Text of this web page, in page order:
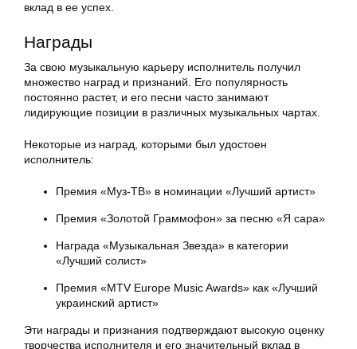
вклад в ее успех.
Награды
За свою музыкальную карьеру исполнитель получил
множество наград и признаний. Его популярность
постоянно растет, и его песни часто занимают
лидирующие позиции в различных музыкальных чартах.
Некоторые из наград, которыми был удостоен
исполнитель:
Премия «Муз-ТВ» в номинации «Лучший артист»
Премия «Золотой Граммофон» за песню «Я сара»
Награда «Музыкальная Звезда» в категории
«Лучший солист»
Премия «MTV Europe Music Awards» как «Лучший
украинский артист»
Эти награды и признания подтверждают высокую оценку
творчества исполнителя и его значительный вклад в